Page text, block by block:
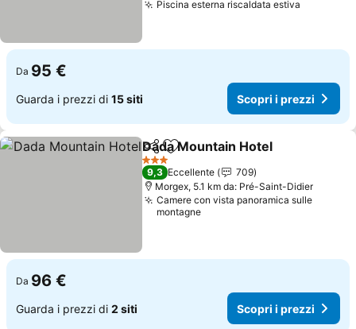
Piscina esterna riscaldata estiva
Da 95 €
Guarda i prezzi di 15 siti Scopri i prezzi
CondividiAggiungi ai preferiti
Dada Mountain Hotel
3 Stelle
9,3 Eccellente
709
Morgex, 5.1 km da: Pré-Saint-Didier
Camere con vista panoramica sulle
montagne
Da 96 €
Guarda i prezzi di 2 siti Scopri i prezzi